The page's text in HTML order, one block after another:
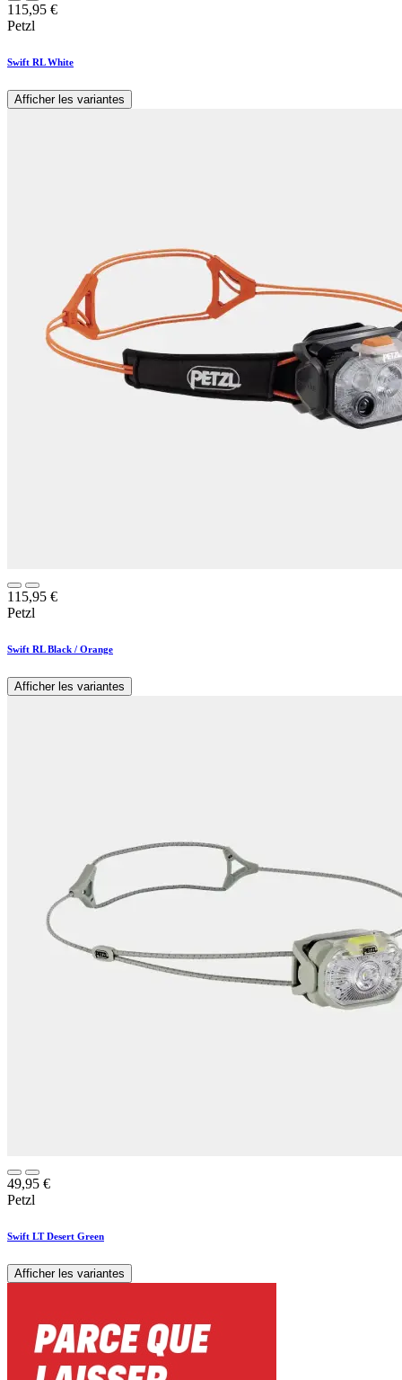
115,95 €
Petzl
Swift RL White
Afficher les variantes
115,95 €
Petzl
Swift RL Black / Orange
Afficher les variantes
49,95 €
Petzl
Swift LT Desert Green
Afficher les variantes